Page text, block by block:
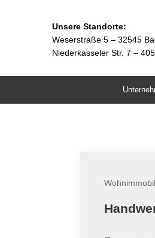
Unsere Standorte:
Weserstraße 5 – 32545
Niederkasseler Str. 7 –